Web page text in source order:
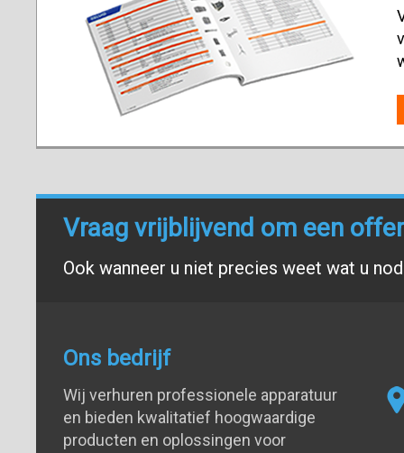
Vraag vrijblijvend om een
Ook wanneer u niet precies weet wat u
Ons bedrijf
Wij verhuren professionele apparatuur
en bieden kwalitatief hoogwaardige
producten en oplossingen voor